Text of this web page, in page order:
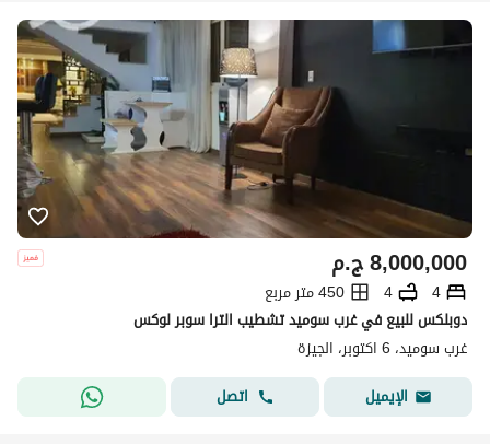
ج.م8,000,000
4
4
450 متر مربع
دوبلكس للبيع في غرب سوميد تشطيب الترا سوبر لوكس
غرب سوميد، 6 اكتوبر، الجيزة
الإيميل
اتصل